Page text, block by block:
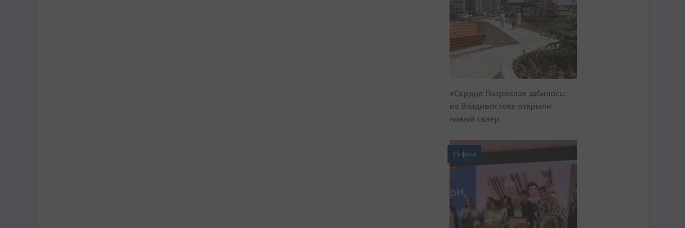
«Сердце Патрокла» забилось:
во Владивостоке открыли
новый сквер
23 фото